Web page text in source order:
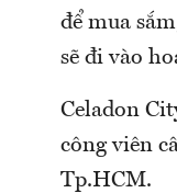
để mua
sẽ đi vào
Celadon
công viên
Tp.HCM.